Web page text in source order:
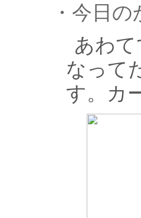
・今日
あわて
なって
す。カ